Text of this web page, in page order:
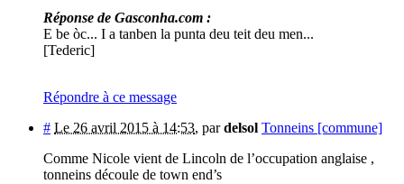
Réponse de Gasconha.com :
E be òc... I a tanben la punta deu teit deu men...
[Tederic]
Répondre à ce message
# Le 26 avril 2015 à 14:53, pardelsol Tonneins [commune]
Comme Nicole vient de Lincoln de l’occupation anglaise ,
tonneins découle de town end’s